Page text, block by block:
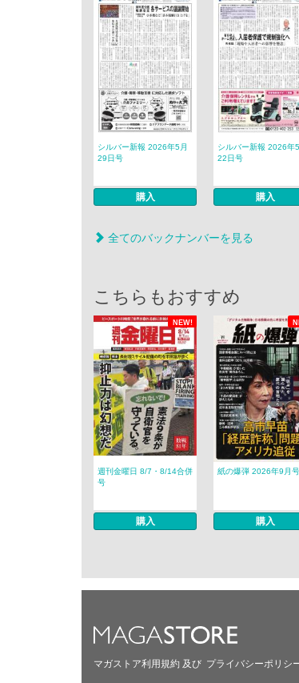
シルバー新報 2026年5月
29日号
購入
シルバー新報 2026年
22日号
購入
全てのバックナンバーを見る
こちらもおすすめ
NEW!
週刊金曜日 8/7・8/14合併
号
購入
紙の爆弾 2026年9月号
購入
マガストア利用規約 及び プライバシーポリシ